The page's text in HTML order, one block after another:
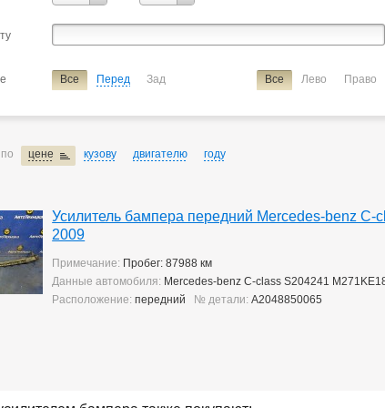
Все Перед Зад Все Лево Право
цене кузову двигателю году
Усилитель бампера передний Mercedes-benz C-
2009
Примечание: Пробег: 87988 км
Данные автомобиля: Mercedes-benz C-class S204241
Расположение: передний № детали: A2048850065